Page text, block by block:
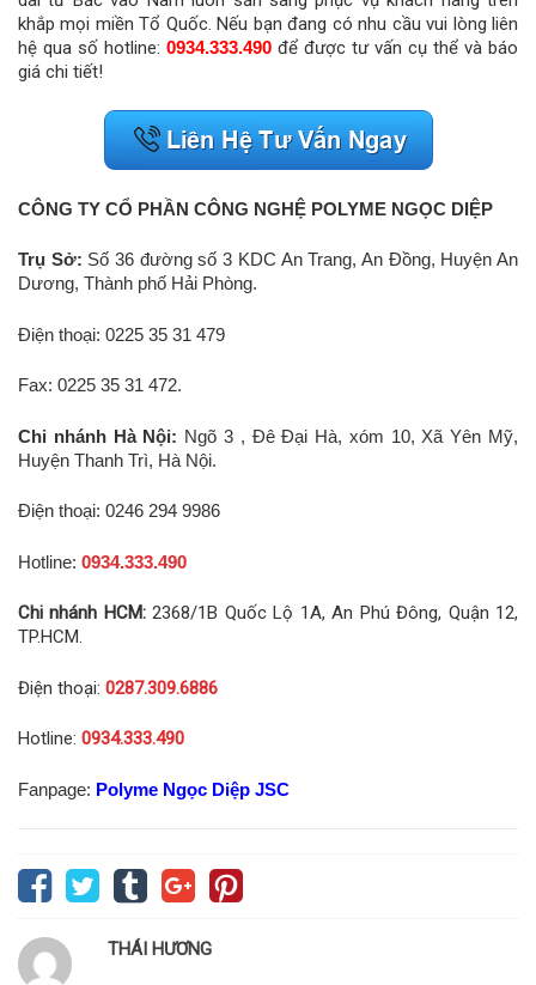
khắp mọi miền Tổ Quốc. Nếu bạn đang có nhu cầu vui lòng liên
hệ qua số hotline: 0934.333.490 để được tư vấn cụ thể và báo
giá chi tiết!
CÔNG TY CỔ PHẦN CÔNG NGHỆ POLYME NGỌC DIỆP
Trụ Sở: Số 36 đường số 3 KDC An Trang, An Đồng, Huyện An
Dương, Thành phố Hải Phòng.
Điện thoại: 0225 35 31 479
Fax: 0225 35 31 472.
Chi nhánh Hà Nội: Ngõ 3 , Đê Đại Hà, xóm 10, Xã Yên Mỹ,
Huyện Thanh Trì, Hà Nội.
Điện thoại: 0246 294 9986
Hotline: 0934.333.490
Chi nhánh HCM:2368/1B Quốc Lộ 1A, An Phú Đông, Quận 12,
TP.HCM.
Điện thoại: 0287.309.6886
Hotline: 0934.333.490
Fanpage: Polyme Ngọc Diệp JSC
THÁI HƯƠNG